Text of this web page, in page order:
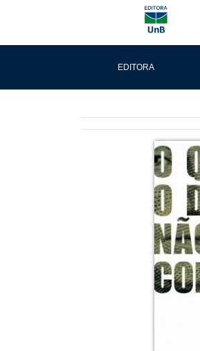
EDITORA